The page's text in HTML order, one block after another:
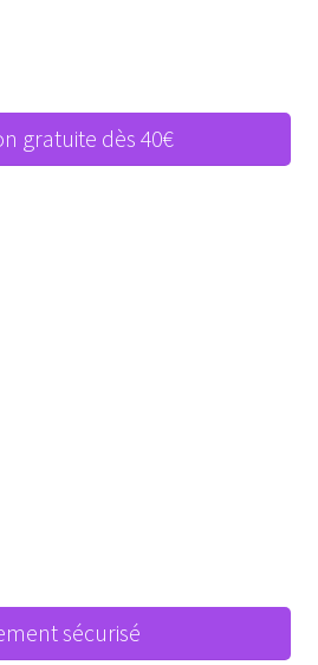
gratuite dès 40€
sécurisé